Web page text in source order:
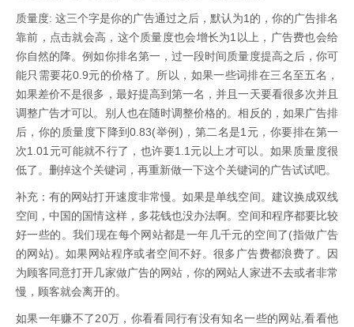
质量度: 这三个字是你的广告通过之后，默认为1的，你的广告排名
靠前，点击就会高，这个质量度也会增长为1以上，广告费也会给
你自然的降。例如你排名第一，过一段时间质量度提高之后，你可
能只需要花0.9元的价格了。所以，如果一些词排在三名至五名，
如果差价不是很多，最好提高到第一名，并且一天要看很多次并且
调整广告才可以。别人也在随时调整价格的。相反的，如果广告排
后，你的质量度下降到0.83(举例)，第二名是1元，你要排在第一
次1.01元可能就不行了，也许要1.1元以上才可以。如果质量度很
低了。删掉这个关键词，再重新做一下这个关键词的广告试试吧。
补充：有的网站打开速度非常慢。如果是单线空间。建议换成双线
空间，中国的国情这样，多花钱也没办法啊。空间和程序都要比较
好一些的。我们现在每个网站都是一年几千元的空间了(指做广告
的网站)。如果网站程序或者空间不好。很多广告费都浪费了。因
为顾客同意打开几家做广告的网站，你的网站人家进不去或者非常
慢，顾客就会离开的。
如果一年赚不了20万，你看看同行有没有知名一些的网站,看看他